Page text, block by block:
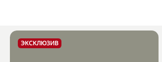
ЭКСКЛЮЗИВ